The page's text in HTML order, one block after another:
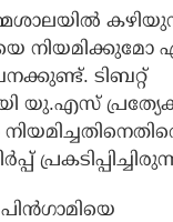
നിയമിക്കുമോ
ടിബറ്റ്
യു.എസ്